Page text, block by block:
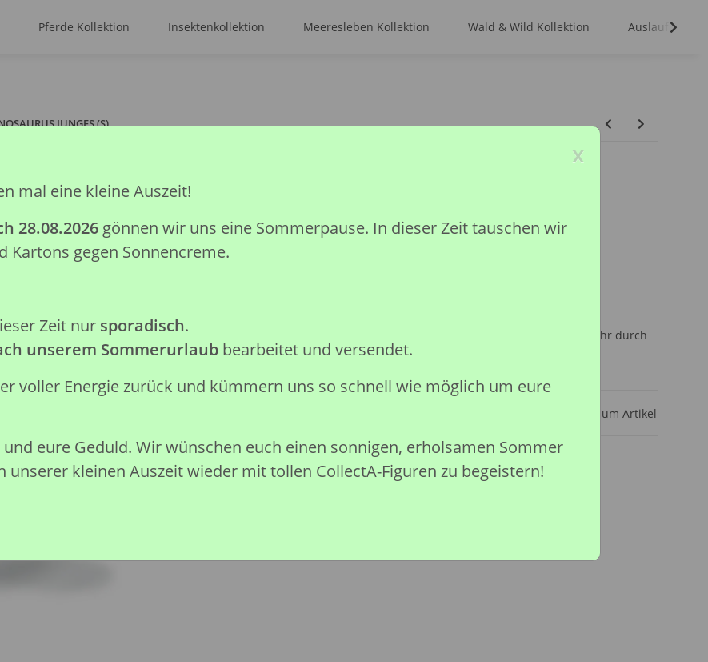
Pferde Kollektion Insektenkollektion Meeresleben Kollektion Wald & Wild Kollektion
JUNGES (S)
SPINOSAURUS JUNGES (S)
GTIN: 4892900882017
Achtung: Nicht geeignet für Kinder unter 36 Monaten, wegen Erstickungsgefahr durch
verschluckbare Kleinteile.
Preise nach Anmeldung sichtbar
Frage zum Artikel
x
mal eine kleine Auszeit!
28.08.2026 gönnen wir uns eine Sommerpause. In dieser Zeit tauschen wir
Kartons gegen Sonnencreme.
Zeit nur sporadisch.
unserem Sommerurlaub bearbeitet und versendet.
voller Energie zurück und kümmern uns so schnell wie möglich um eure
eure Geduld. Wir wünschen euch einen sonnigen, erholsamen Sommer
unserer kleinen Auszeit wieder mit tollen CollectA-Figuren zu begeistern!